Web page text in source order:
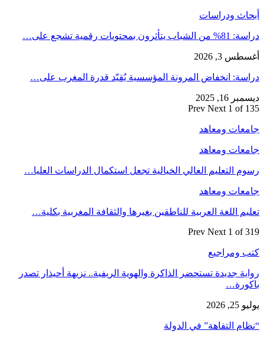
أبحاث ودراسات
دراسة: 81% من الشباب يتأثرون بمحتويات رقمية تشجع على…
أغسطس 3, 2026
دراسة: انخفاض المرونة المؤسسية يُقيّد قدرة المغرب على…
ديسمبر 16, 2025
Prev Next 1 of 135
جامعات ومعاهد
جامعات ومعاهد
رسوم التعليم العالي الخيالية تجعل استكمال الدراسات العليا…
جامعات ومعاهد
تعليم اللغة العربية للناطقين بغيرها والثقافة المغربية بكلية…
Prev Next 1 of 319
كتب ومراجيع
رواية جديدة تستحضر الذاكرة والهوية الريفية.. نزيهة أحيذار تصدر
باكورة…
يوليو 25, 2026
“نظام التفاهة” في الدولة